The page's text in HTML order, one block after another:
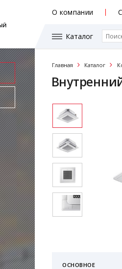
О компании
Каталог
Главная Каталог
ОСНОВНОЕ